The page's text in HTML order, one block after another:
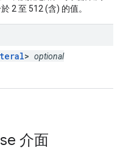
2 至 512 (含) 的值。
> optional
介面